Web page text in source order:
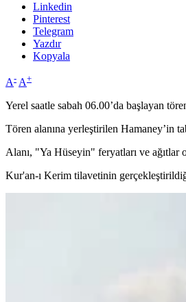
Linkedin
Pinterest
Telegram
Yazdır
Kopyala
A- A+
Yerel saatle sabah 06.00’da başlayan
Tören alanına yerleştirilen Hamaney’in
Alanı, "Ya Hüseyin" feryatları ve
Kur'an-ı Kerim tilavetinin